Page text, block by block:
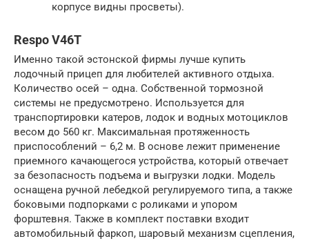
корпусе видны просветы).
Respo V46T
Именно такой эстонской фирмы лучше купить
лодочный прицеп для любителей активного отдыха.
Количество осей – одна. Собственной тормозной
системы не предусмотрено. Используется для
транспортировки катеров, лодок и водных мотоциклов
весом до 560 кг. Максимальная протяженность
приспособлений – 6,2 м. В основе лежит применение
приемного качающегося устройства, который отвечает
за безопасность подъема и выгрузки лодки. Модель
оснащена ручной лебедкой регулируемого типа, а также
боковыми подпорками с роликами и упором
форштевня. Также в комплект поставки входит
автомобильный фаркоп, шаровый механизм сцепления,